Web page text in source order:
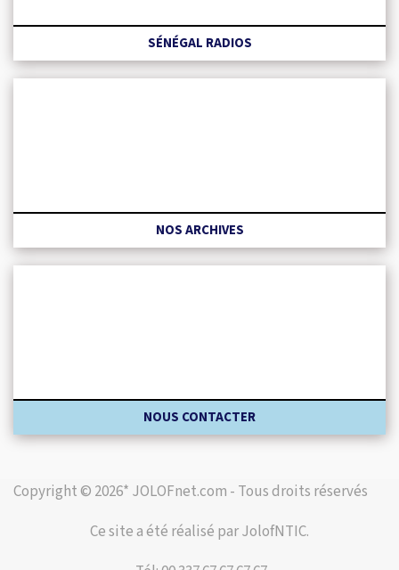
SÉNÉGAL RADIOS
NOS ARCHIVES
NOUS CONTACTER
Copyright © 2026* JOLOFnet.com - Tous droits réservés
Ce site a été réalisé par JolofNTIC.